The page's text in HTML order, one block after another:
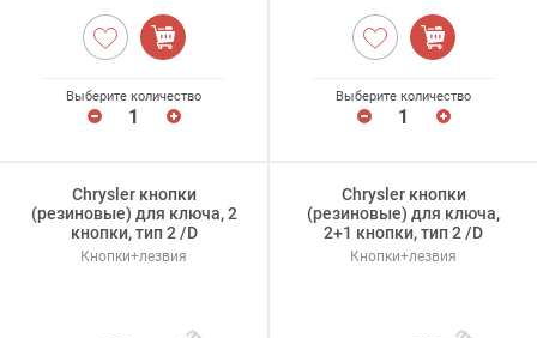
Выберите количество Выберите количество
Chrysler кнопки
(резиновые) для ключа, 2
кнопки, тип 2 /D
Кнопки+лезвия
Chrysler кнопки
(резиновые) для ключа,
2+1 кнопки, тип 2 /D
Кнопки+лезвия